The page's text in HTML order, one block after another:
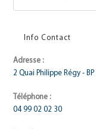
Info Contact
Adresse :
2 Quai Philippe Régy -
Téléphone :
04 99 02 02 30